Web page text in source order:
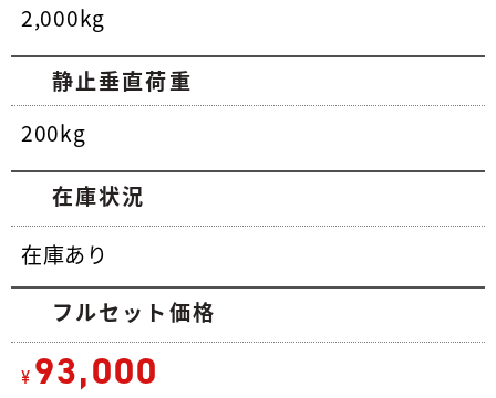
2,000kg
静止垂直荷重
200kg
在庫状況
在庫あり
フルセット価格
¥ 93,000